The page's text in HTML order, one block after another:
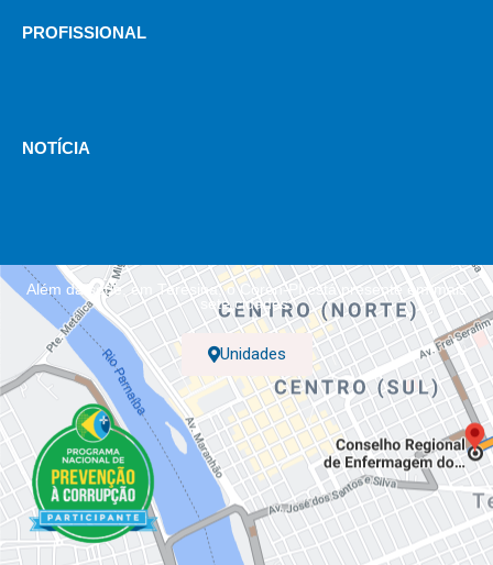
PROFISSIONAL
NOTÍCIA
Além da sede, em Teresina, o Coren-PI está presente em mais
sete cidades.
Unidades